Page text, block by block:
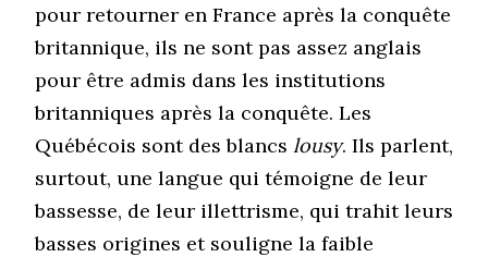
pour retourner en France après la conquête
britannique, ils ne sont pas assez anglais
pour être admis dans les institutions
britanniques après la conquête. Les
Québécois sont des blancs lousy. Ils parlent,
surtout, une langue qui témoigne de leur
bassesse, de leur illettrisme, qui trahit leurs
basses origines et souligne la faible